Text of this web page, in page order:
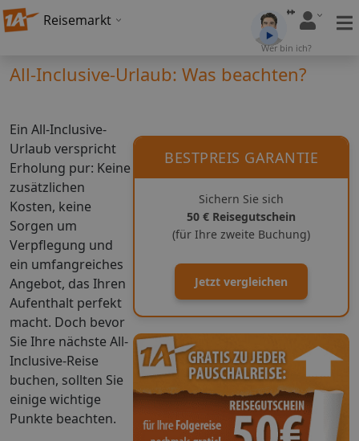
Reisemarkt
Wer bin ich?
All-Inclusive-Urlaub: Was beachten?
Ein All-Inclusive-
Urlaub verspricht
Erholung pur: Keine
zusätzlichen
Kosten, keine
Sorgen um
Verpflegung und
ein umfangreiches
Angebot, das Ihren
Aufenthalt perfekt
macht. Doch bevor
Sie Ihre nächste All-
Inclusive-Reise
buchen, sollten Sie
einige wichtige
Punkte beachten.
BESTPREIS GARANTIE
Sichern Sie sich
50 € Reisegutschein
(für Ihre zweite Buchung)
Jetzt vergleichen